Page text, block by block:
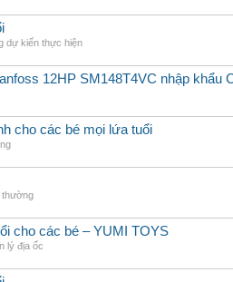
dự kiến thực hiện
12HP SM148T4VC nhập khẩu
cho các bé mọi lứa tuổi
thường
cho các bé – YUMI TOYS
lý địa ốc